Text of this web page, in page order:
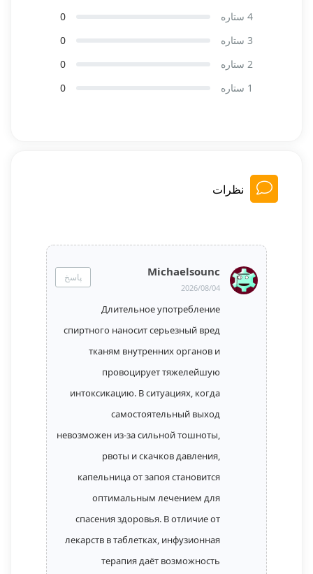
4 ستاره
0
3 ستاره
0
2 ستاره
0
1 ستاره
0
نظرات
Michaelsounc
2026/08/04
پاسخ
Длительное употребление
спиртного наносит серьезный вред
тканям внутренних органов и
провоцирует тяжелейшую
интоксикацию. В ситуациях, когда
самостоятельный выход
невозможен из-за сильной тошноты,
рвоты и скачков давления,
капельница от запоя становится
оптимальным лечением для
спасения здоровья. В отличие от
лекарств в таблетках, инфузионная
терапия даёт возможность